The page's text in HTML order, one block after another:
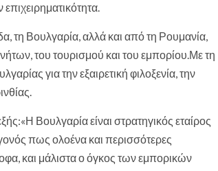
επιχειρηματικότητα.
τη Βουλγαρία, αλλά και από τη Ρουμανία,
του τουρισμού και του εμπορίου.Με τη
για την εξαιρετική φιλοξενία, την
Βουλγαρία είναι στρατηγικός εταίρος
πως ολοένα και περισσότερες
και μάλιστα ο όγκος των εμπορικών